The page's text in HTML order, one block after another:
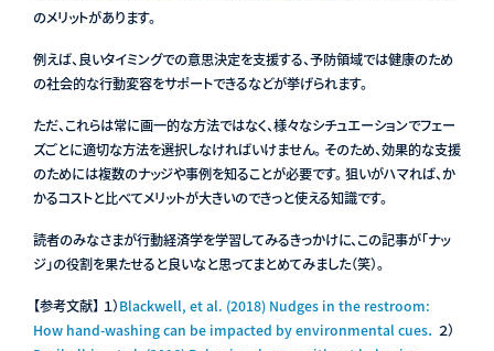
のメリットがあります。
例えば、良いタイミングでの意思決定を支援する、予防領域では健康のため
の社会的な行動変容をサポートできるなどが挙げられます。
ただ、これらは常に画一的な方法ではなく、様々なシチュエーションでフェー
ズごとに適切な方法を選択しなければいけません。 そのため、効果的な支援
のためには複数のナッジや事例を知ることが必要です。 狙いがハマれば、か
かるコストと比べてメリットが大きいのできっと使える知識です。
読者のみなさまが行動経済学を学習してみるきっかけに、この記事が「ナッ
ジ」の役割を果たせると良いなと思ってまとめてみました（笑）。
【参考文献】 １）Blackwell, et al. (2018) Nudges in the restroom:
How hand-washing can be impacted by environmental cues． ２）